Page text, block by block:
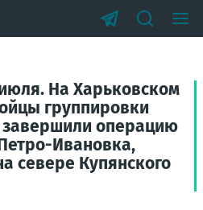
На Харьковском
группировки
операцию
Ивановка,
севере Купянского